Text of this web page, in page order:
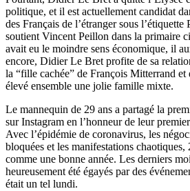
politique, et il est actuellement candidat
des Français de l’étranger sous
soutient Vincent Peillon dans la primaire
avait eu le moindre sens économique, il
encore, Didier Le Bret profite de sa
la “fille cachée” de François Mitterrand et
élevé ensemble une jolie famille mixte.
Le mannequin de 29 ans a partagé la
sur Instagram en l’honneur de leur
Avec l’épidémie de coronavirus, les
bloquées et les manifestations chaotiques,
comme une bonne année. Les derniers
heureusement été égayés par des
était un tel lundi.